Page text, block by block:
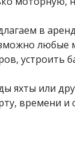
в
любые
устроить
яхты или
времени и